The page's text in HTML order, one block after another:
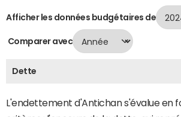
Afficher les données budgétaires de
Comparer avec
Dette
L'endettement d'Antichan s'évalue en